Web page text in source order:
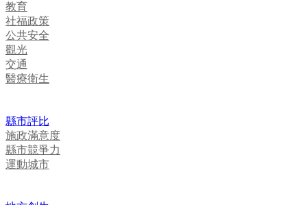
教育
社福政策
公共安全
觀光
交通
醫療衛生
縣市評比
施政滿意度
縣市競爭力
運動城市